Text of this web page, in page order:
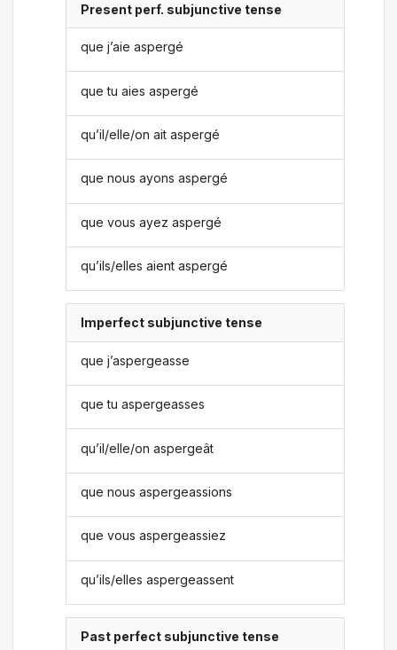
Present perf. subjunctive tense
que j’aie aspergé
que tu aies aspergé
qu’il/elle/on ait aspergé
que nous ayons aspergé
que vous ayez aspergé
qu’ils/elles aient aspergé
Imperfect subjunctive tense
que j’aspergeasse
que tu aspergeasses
qu’il/elle/on aspergeât
que nous aspergeassions
que vous aspergeassiez
qu’ils/elles aspergeassent
Past perfect subjunctive tense